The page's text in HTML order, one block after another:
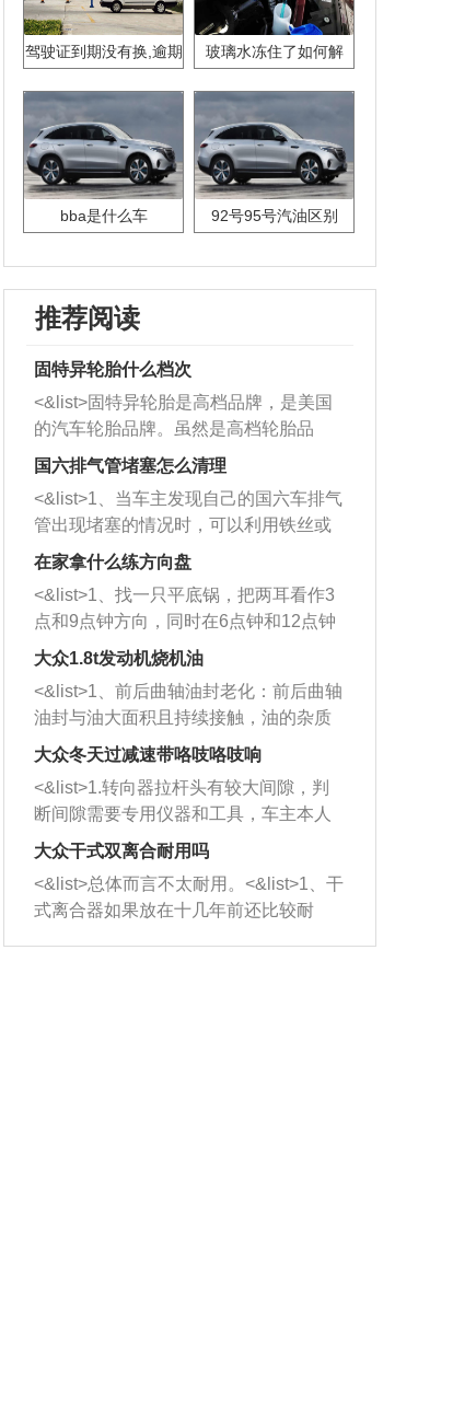
驾驶证到期没有换,逾期
玻璃水冻住了如何解
bba是什么车 92号95号汽油区别
推荐阅读
固特异轮胎什么档次
<&list>固特异轮胎是高档品牌，是美国
的汽车轮胎品牌。虽然是高档轮胎品
牌，但是中高低端的轮胎都有生产，这
也是为了更好的开拓市场。
国六排气管堵塞怎么清理
<&list>1、当车主发现自己的国六车排气
管出现堵塞的情况时，可以利用铁丝或
者是细棍，直接将杂物给取出来，如果
堵塞情况比较严重，也可以采取应急措
施。 <&list>2、直接利用木棍将所有的
杂物推到排气管里面的位置处，然后将
三元催化器拆解开，就可以将堵塞的东
西取出来。但如果是因为积碳过多引起
的堵塞，就需要将三元催化器泡在草酸
洗剂对堵塞的情况得到解决，将清洗剂
放在燃油箱中，与燃油混合后，车辆启
动时，就可以和汽油一起进入到燃烧
室，最后形成废气排出，就可以让三元
催化器得到清洗，排气管堵塞的情况就
能够得到解决。
在家拿什么练方向盘
<&list>1、找一只平底锅，把两耳看作3
点和9点钟方向，同时在6点钟和12点钟
方向做一个标记。 <&list>2、双手握住
一圈半的练习，往右同样也要打相同的
圈数。 <&list>3、最后强调要反复练
习，这样就可以形成肌肉记忆，在真实
驾驶车辆时，不需要记忆也能打好方
向。
大众1.8t发动机烧机油
<&list>1、前后曲轴油封老化：前后曲轴
油封与油大面积且持续接触，油的杂质
和发动机内持续温度变化使其密封效果
逐渐减弱，导致渗油或漏油。<&list>2、
活塞间隙过大：积碳会使活塞环与缸体
的间隙扩大，导致机油流入燃烧室中，
造成烧机油。<&list>3、机油粘度。使用
机油粘度过小的话，同样会有烧机油现
象，机油粘度过小具有很好的流动性，
大众冬天过减速带咯吱咯吱响
<&list>1.转向器拉杆头有较大间隙，判
断间隙需要专用仪器和工具，车主本人
无法制作，需要将车辆送到修理厂或4s
店；<&list>2.车辆半轴套管防尘罩破
裂，破裂后会出现漏油现象，使半轴磨
损严重，磨损的半轴容易损坏，产生异
响；<&list>3.稳定器的转向胶套和球头
大众干式双离合耐用吗
<&list>总体而言不太耐用。<&list>1、干
式离合器如果放在十几年前还比较耐